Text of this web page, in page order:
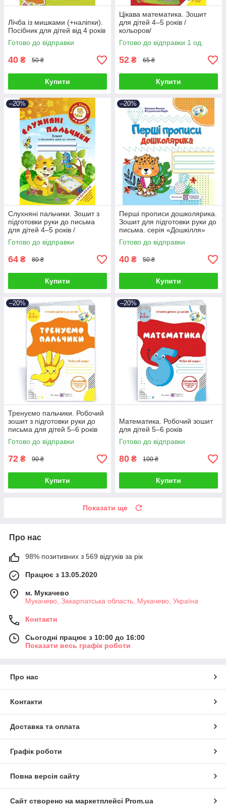
Лічба із мишками (+наліпки).
Посібник для дітей від 4 років
Готово до відправки
40 ₴ 50 ₴
Купити
Цікава математика. Зошит
для дітей 4–5 років /
кольоров/
Готово до відправки 1 од.
52 ₴ 65 ₴
Купити
–20%
Слухняні пальчики. Зошит з
підготовки руки до письма
для дітей 4–5 років /
кольоров/
Готово до відправки
64 ₴ 80 ₴
Купити
–20%
Перші прописи дошколярика.
Зошит для підготовки руки до
письма. серія «Дошкілля»
Готово до відправки
40 ₴ 50 ₴
Купити
–20%
Тренуємо пальчики. Робочий
зошит з підготовки руки до
письма для дітей 5–6 років
Готово до відправки
72 ₴ 90 ₴
Купити
–20%
Математика. Робочий зошит
для дітей 5–6 років
Готово до відправки
80 ₴ 100 ₴
Купити
Показати ще
Про нас
98% позитивних з 569 відгуків за рік
Працює з 13.05.2020
м. Мукачево
Мукачево, Закарпатська область, Мукачево, Україна
Контакти
Сьогодні працює з 10:00 до 16:00
Показати весь графік роботи
Про нас
Контакти
Доставка та оплата
Графік роботи
Повна версія сайту
Сайт створено на маркетплейсі Prom.ua